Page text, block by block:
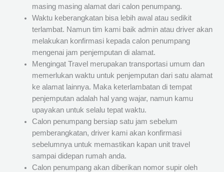
masing masing alamat dari calon penumpang.
Waktu keberangkatan bisa lebih awal atau sedikit
terlambat. Namun tim kami baik admin atau driver akan
melakukan konfirmasi kepada calon penumpang
mengenai jam penjemputan di alamat.
Mengingat Travel merupakan transportasi umum dan
memerlukan waktu untuk penjemputan dari satu alamat
ke alamat lainnya. Maka keterlambatan di tempat
penjemputan adalah hal yang wajar, namun kamu
upayakan untuk selalu tepat waktu.
Calon penumpang bersiap satu jam sebelum
pemberangkatan, driver kami akan konfirmasi
sebelumnya untuk memastikan kapan unit travel
sampai didepan rumah anda.
Calon penumpang akan diberikan nomor supir oleh